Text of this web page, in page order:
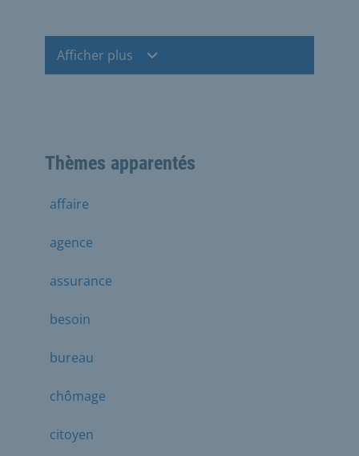
Afficher plus
Thèmes apparentés
affaire
agence
assurance
besoin
bureau
chômage
citoyen